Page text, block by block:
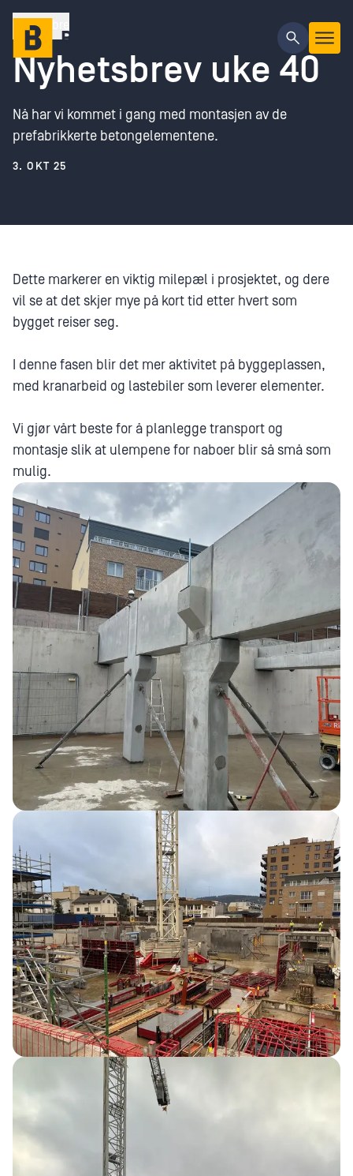
Gå til hovedinnhold
Timbre
Nyhetsbrev uke 40
Nå har vi kommet i gang med montasjen av de
prefabrikkerte betongelementene.
3. OKT 25
Dette markerer en viktig milepæl i prosjektet, og dere
vil se at det skjer mye på kort tid etter hvert som
bygget reiser seg.
I denne fasen blir det mer aktivitet på byggeplassen,
med kranarbeid og lastebiler som leverer elementer.
Vi gjør vårt beste for å planlegge transport og
montasje slik at ulempene for naboer blir så små som
mulig.